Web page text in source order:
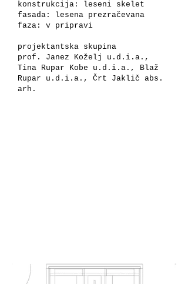
konstrukcija: leseni skelet
fasada: lesena prezračevana
faza: v pripravi
projektantska skupina
prof. Janez Koželj u.d.i.a.,
Tina Rupar Kobe u.d.i.a., Blaž
Rupar u.d.i.a., Črt Jaklič abs.
arh.